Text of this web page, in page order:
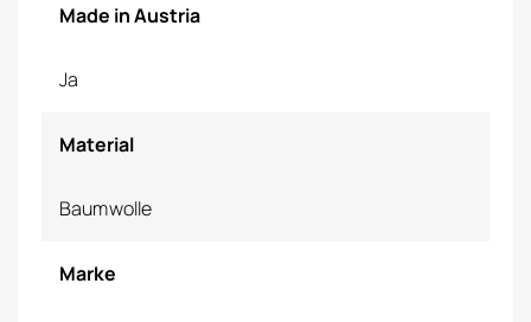
Made in Austria
Ja
Material
Baumwolle
Marke